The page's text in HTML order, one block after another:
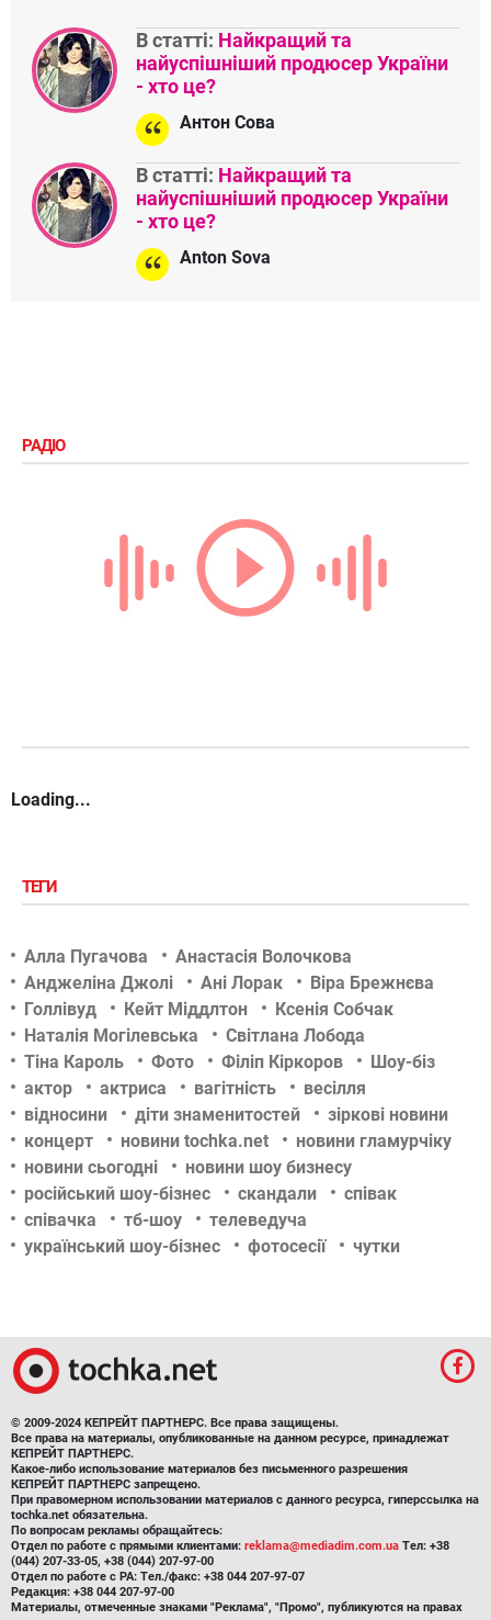
В статті: Найкращий та
найуспішніший продюсер України
- хто це?
Антон Сова
В статті: Найкращий та
найуспішніший продюсер України
- хто це?
Anton Sova
РАДІО
Loading...
ТЕГИ
Алла Пугачова
Анастасія Волочкова
Анджеліна Джолі
Ані Лорак
Віра Брежнєва
Голлівуд
Кейт Міддлтон
Ксенія Собчак
Наталія Могілевська
Світлана Лобода
Тіна Кароль
Фото Філіп Кіркоров
Шоу-біз
актор
актриса вагітність
весілля
відносини
діти знаменитостей
зіркові новини
концерт
новини tochka.net
новини гламурчіку
новини сьогодні
новини шоу бизнесу
російський шоу-бізнес
скандали
співак
співачка
тб-шоу
телеведуча
український шоу-бізнес
фотосесії чутки
© 2009-2024 КЕПРЕЙТ ПАРТНЕРС. Все права защищены.
Все права на материалы, опубликованные на данном ресурсе, принадлежат
КЕПРЕЙТ ПАРТНЕРС.
Какое-либо использование материалов без письменного разрешения
КЕПРЕЙТ ПАРТНЕРС запрещено.
При правомерном использовании материалов с данного ресурса, гиперссылка на
tochka.net обязательна.
По вопросам рекламы обращайтесь:
Отдел по работе с прямыми клиентами: reklama@mediadim.com.ua Тел: +38
(044) 207-33-05, +38 (044) 207-97-00
Отдел по работе с РА: Тел./факс: +38 044 207-97-07
Редакция: +38 044 207-97-00
Материалы, отмеченные знаками "Реклама", "Промо", публикуются на правах